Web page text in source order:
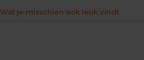
Wat je misschien ook leuk vindt